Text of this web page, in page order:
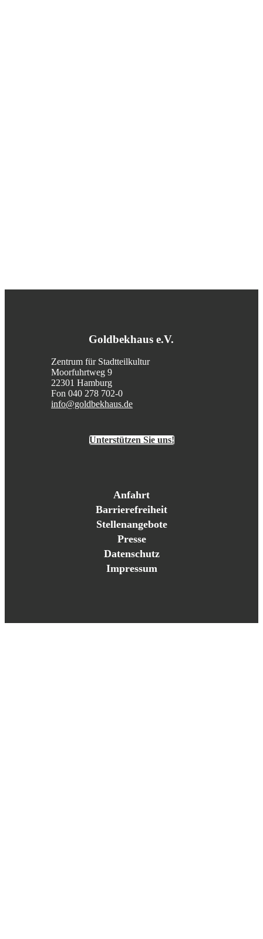
Goldbekhaus e.V.
Zentrum für Stadtteilkultur
Moorfuhrtweg 9
22301 Hamburg
Fon 040 278 702-0
info@goldbekhaus.de
Unterstützen Sie uns!
Anfahrt
Barrierefreiheit
Stellenangebote
Presse
Datenschutz
Impressum